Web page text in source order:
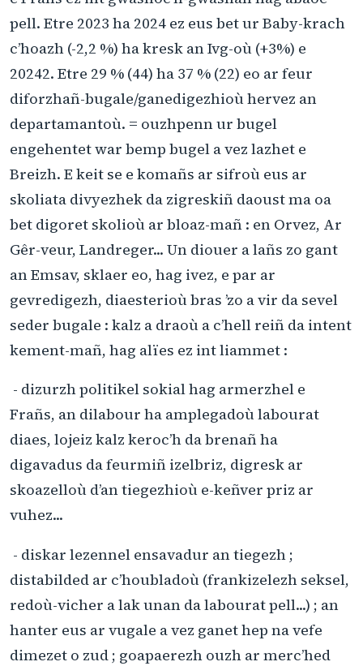
pell. Etre 2023 ha 2024 ez eus bet ur Baby-krach
c’hoazh (-2,2 %) ha kresk an Ivg-où (+3%) e
20242. Etre 29 % (44) ha 37 % (22) eo ar feur
diforzhañ-bugale/ganedigezhioù hervez an
departamantoù. = ouzhpenn ur bugel
engehentet war bemp bugel a vez lazhet e
Breizh. E keit se e komañs ar sifroù eus ar
skoliata divyezhek da zigreskiñ daoust ma oa
bet digoret skolioù ar bloaz-mañ : en Orvez, Ar
Gêr-veur, Landreger... Un diouer a lañs zo gant
an Emsav, sklaer eo, hag ivez, e par ar
gevredigezh, diaesterioù bras ’zo a vir da sevel
seder bugale : kalz a draoù a c’hell reiñ da intent
kement-mañ, hag alïes ez int liammet :
- dizurzh politikel sokial hag armerzhel e
Frañs, an dilabour ha amplegadoù labourat
diaes, lojeiz kalz keroc’h da brenañ ha
digavadus da feurmiñ izelbriz, digresk ar
skoazelloù d’an tiegezhioù e-keñver priz ar
vuhez...
- diskar lezennel ensavadur an tiegezh ;
distabilded ar c’houbladoù (frankizelezh seksel,
redoù-vicher a lak unan da labourat pell...) ; an
hanter eus ar vugale a vez ganet hep na vefe
dimezet o zud ; goapaerezh ouzh ar merc’hed